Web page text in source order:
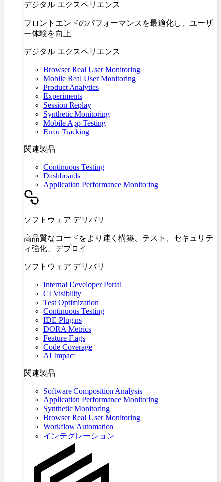
デジタル エクスペリエンス
フロントエンドのパフォーマンスを最適化し、ユーザ
ー体験を向上
デジタル エクスペリエンス
Browser Real User Monitoring
Mobile Real User Monitoring
Product Analytics
Experiments
Session Replay
Synthetic Monitoring
Mobile App Testing
Error Tracking
関連製品
Continuous Testing
Dashboards
Application Performance Monitoring
ソフトウェア デリバリ
高品質なコードをより速く構築、テスト、セキュリテ
ィ強化、デプロイ
ソフトウェア デリバリ
Internal Developer Portal
CI Visibility
Test Optimization
Continuous Testing
IDE Plugins
DORA Metrics
Feature Flags
Code Coverage
AI Impact
関連製品
Software Composition Analysis
Application Performance Monitoring
Synthetic Monitoring
Browser Real User Monitoring
Workflow Automation
インテグレーション